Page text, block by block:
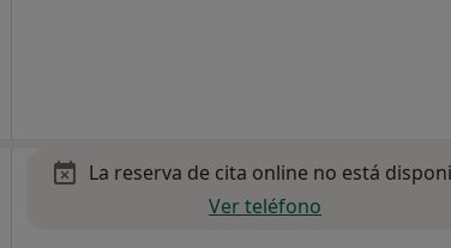
La reserva de cita online no está
Ver teléfono